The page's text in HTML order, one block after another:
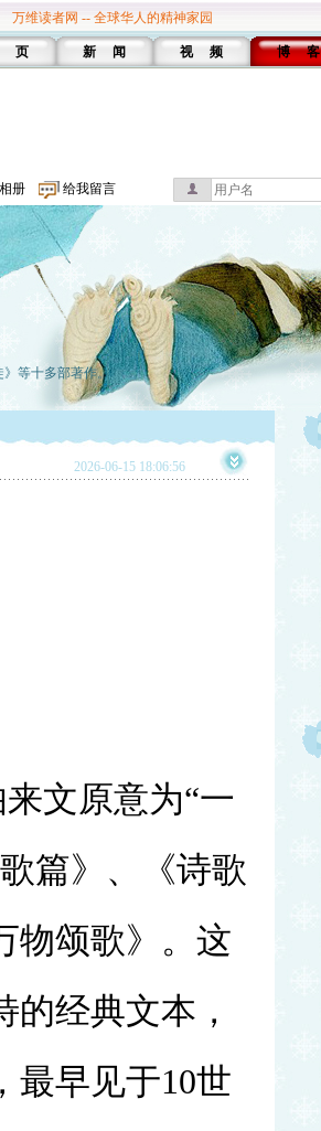
万维读者网 -- 全球华人的精神家园
页 新 闻 视 频 博 客
册 给我留言
等十多部著作。
2026-06-15 18:06:56
来文原意为“一
篇》、《诗歌
物颂歌》。这
经典文本，
最早见于10世